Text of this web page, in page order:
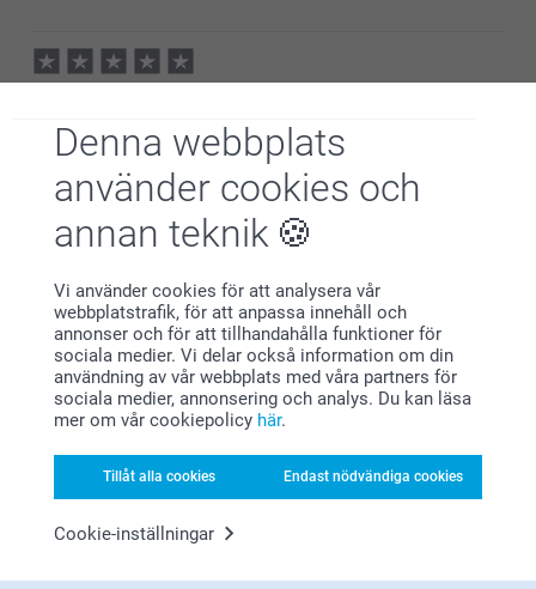
Denna webbplats
använder cookies och
annan teknik
Vi använder cookies för att analysera vår
webbplatstrafik, för att anpassa innehåll och
annonser och för att tillhandahålla funktioner för
sociala medier. Vi delar också information om din
användning av vår webbplats med våra partners för
sociala medier, annonsering och analys. Du kan läsa
mer om vår cookiepolicy här.
Tillåt alla cookies Endast nödvändiga cookies
Cookie-inställningar
11:08
Hej
glada att ha dig som kund!
🩵-liga hälsningar
Supernöjd, otippat fina bilder och bra kvalitet på pappret!
Visa reaktioner
13:09
Hej Albin,
Stort tack för dina ⭐️⭐️⭐️⭐️⭐️ och omdöme av våra
kalendrar med egna bilder.
Visst är det härligt att kunna glädjas åt sina bästa
bilder varje månad, hela året om 😊
Tack för att du valt att beställa hos oss.
Varma hälsningar
Kirsi @smartphoto
Marianne Abrahamsson,
2026-01-07
Helt okey!
Visa reaktioner
2026-01-15
14:02
Hej Marianne,
Stort tack för de ⭐️⭐️⭐️⭐️ och ditt omdöme om våra
Sanna,